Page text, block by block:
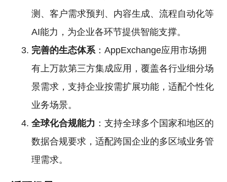
测、客户需求预判、内容生成、流程自动化等
AI能力，为企业各环节提供智能支撑。
完善的生态体系：AppExchange应用市场拥
有上万款第三方集成应用，覆盖各行业细分场
景需求，支持企业按需扩展功能，适配个性化
业务场景。
全球化合规能力 ：支持全球多个国家和地区的
数据合规要求，适配跨国企业的多区域业务管
理需求。